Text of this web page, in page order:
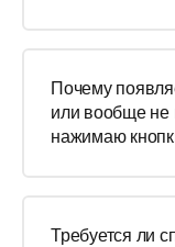
Почему
или вообще не
нажимаю
Требуется ли